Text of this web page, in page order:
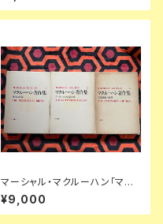
マーシャル・マクルーハン「マク
ルーハン著作集」1〜3全巻セッ
ト 函入り 井坂学・後藤和彦・高
儀進訳 装幀:粟津潔 竹内書店
¥9,000